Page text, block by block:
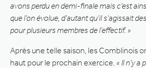
avons perdu en demi-finale mais c’est
que l’on évolue, d’autant qu’il s’agissait
pour plusieurs membres de l’effectif. »
Après une telle saison, les Comblinois
haut pour le prochain exercice. « Il n’y a